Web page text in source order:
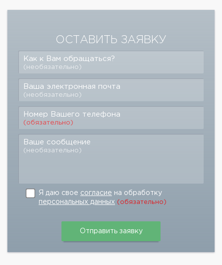
ОСТАВИТЬ ЗАЯВКУ
Как к Вам обращаться?
(необязательно)
Ваша электронная почта
(необязательно)
Номер Вашего телефона
(обязательно)
Ваше сообщение
(необязательно)
Я даю свое согласие на обработку
персональных данных (обязательно)